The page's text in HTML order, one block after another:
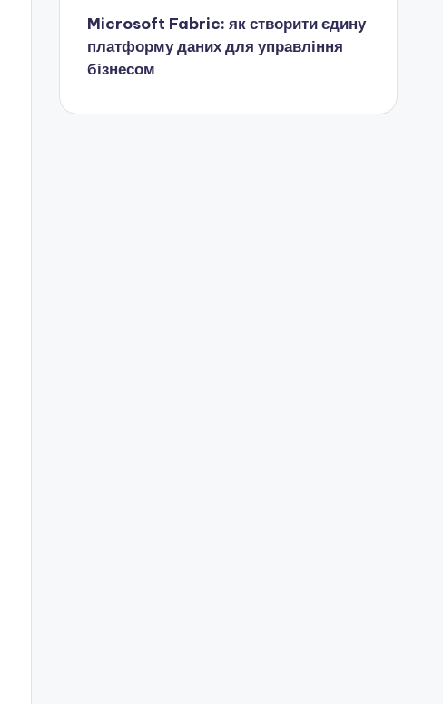
Microsoft Fabric: як створити єдину
платформу даних для управління
бізнесом